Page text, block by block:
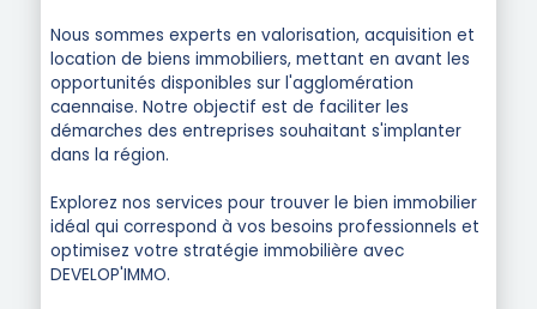
Nous sommes experts en valorisation, acquisition et
location de biens immobiliers, mettant en avant les
opportunités disponibles sur l'agglomération
caennaise. Notre objectif est de faciliter les
démarches des entreprises souhaitant s'implanter
dans la région.
Explorez nos services pour trouver le bien immobilier
idéal qui correspond à vos besoins professionnels et
optimisez votre stratégie immobilière avec
DEVELOP'IMMO.